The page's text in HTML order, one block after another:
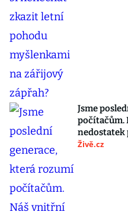
Jsme
počítačům.
nedostatek
Živě.cz